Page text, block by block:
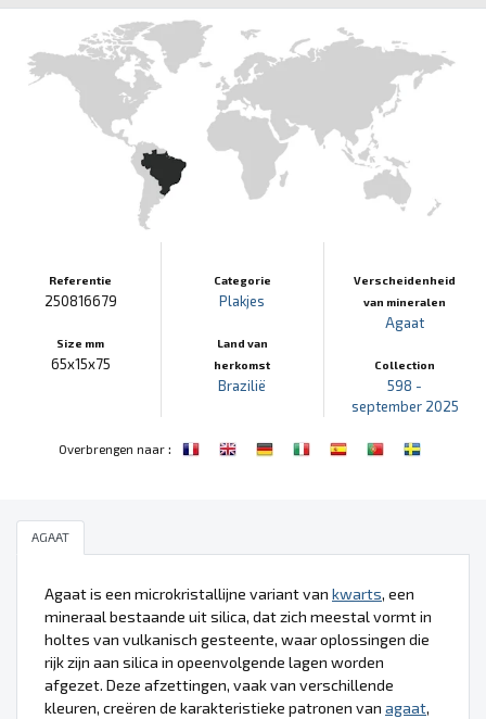
Referentie
250816679
Size mm
65x15x75
Categorie
Plakjes
Land van
herkomst
Brazilië
Verscheidenheid
van mineralen
Agaat
Collection
598 -
september 2025
Overbrengen naar:
AGAAT
Agaat is een microkristallijne variant van kwarts, een
mineraal bestaande uit silica, dat zich meestal vormt in
holtes van vulkanisch gesteente, waar oplossingen die
rijk zijn aan silica in opeenvolgende lagen worden
afgezet. Deze afzettingen, vaak van verschillende
kleuren, creëren de karakteristieke patronen van agaat,